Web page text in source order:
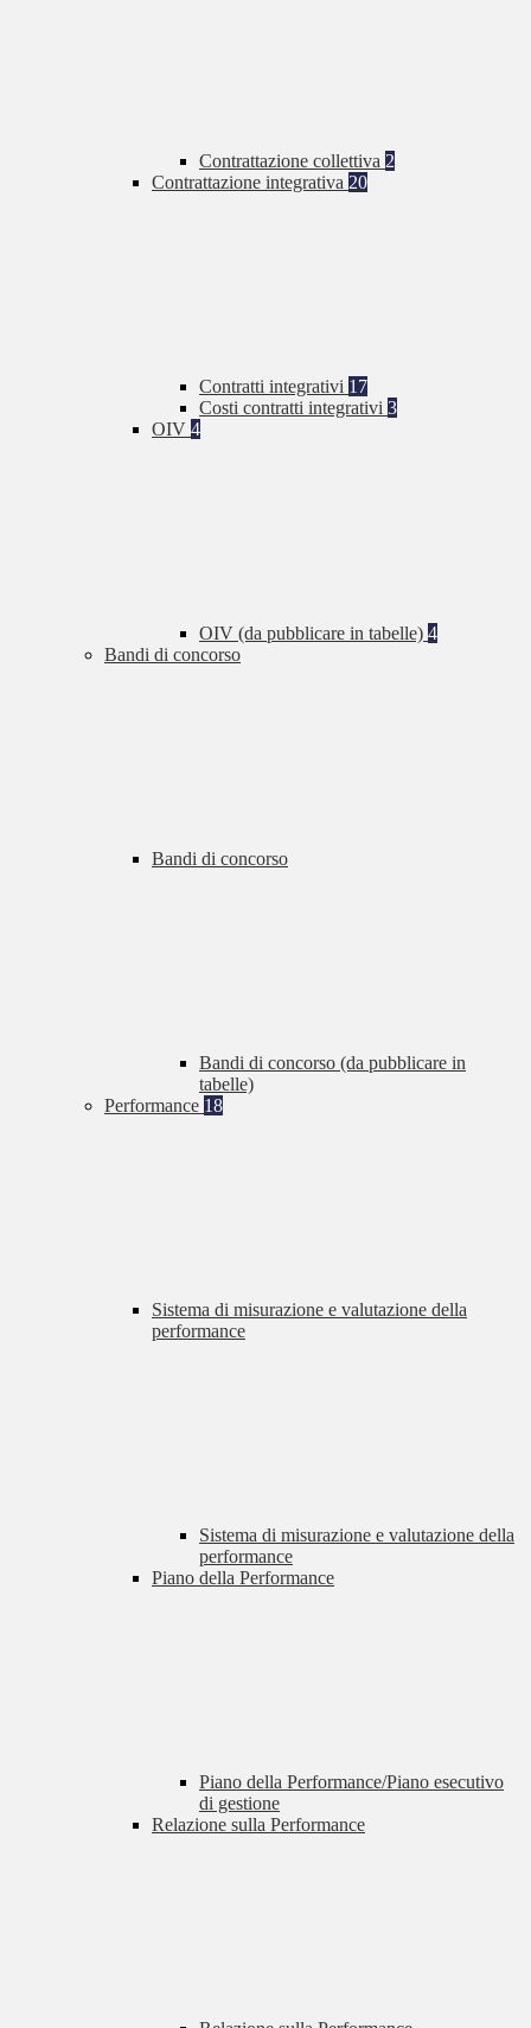
Contrattazione collettiva 2
Contrattazione integrativa 20
Contratti integrativi 17
Costi contratti integrativi 3
OIV 4
OIV (da pubblicare in tabelle) 4
Bandi di concorso
Bandi di concorso
Bandi di concorso (da pubblicare in
tabelle)
Performance 18
Sistema di misurazione e valutazione della
performance
Sistema di misurazione e valutazione della
performance
Piano della Performance
Piano della Performance/Piano esecutivo
di gestione
Relazione sulla Performance